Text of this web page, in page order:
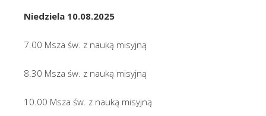
Niedziela 10.08.2025
7.00 Msza św. z nauką misyjną
8.30 Msza św. z nauką misyjną
10.00 Msza św. z nauką misyjną